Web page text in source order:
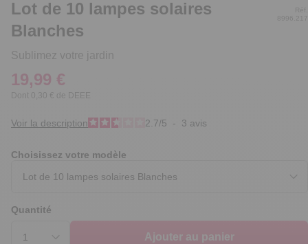
Lot de 10 lampes solaires
Blanches
Sublimez votre jardin
Réf.
8996.217
19,99 €
Dont 0,30 € de DEEE
Voir la description 2.7/5 - 3 avis
Choisissez votre modèle
Quantité
Ajouter au panier